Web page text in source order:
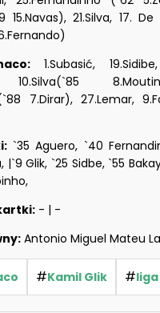
15.Navas), 21.Silva, 17. De
1.Subasić,
10.Silva(`85
7.Dirar), 27.Lemar,
`35 Aguero, `40
|`9 Glik, `25 Sidbe, `55
- | -
Antonio Miguel Mateu
#Kamil Glik #